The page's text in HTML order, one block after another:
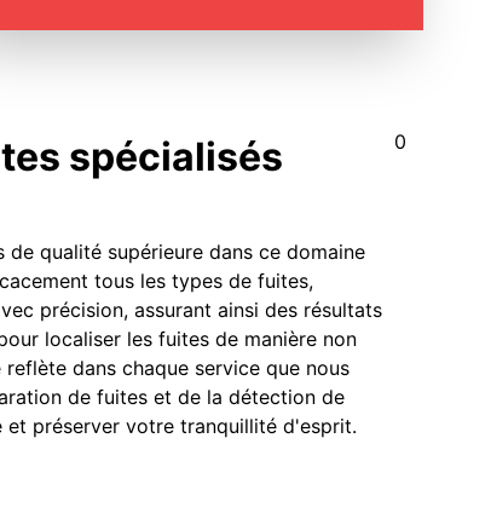
spécialisés
qualité supérieure dans ce domaine
tous les types de fuites,
précision, assurant ainsi des résultats
localiser les fuites de manière non
dans chaque service que nous
de fuites et de la détection de
préserver votre tranquillité d'esprit.
0